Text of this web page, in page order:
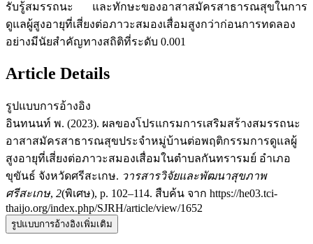
รับรู้สมรรถนะ และทักษะของอาสาสมัครสาธารณสุขในการ
ดูแลผู้สูงอายุที่เสี่ยงต่อภาวะสมองเสื่อมสูงกว่าก่อนการทดลอง
อย่างมีนัยสำคัญทางสถิติที่ระดับ 0.001
Article Details
รูปแบบการอ้างอิง
อินทนนท์ พ. (2023). ผลของโปรแกรมการเสริมสร้างสมรรถนะ
อาสาสมัครสาธารณสุขประจำหมู่บ้านต่อพฤติกรรมการดูแลผู้
สูงอายุที่เสี่ยงต่อภาวะสมองเสื่อมในตำบลกันทรารมย์ อำเภอ
ขุขันธ์ จังหวัดศรีสะเกษ. วารสารวิจัยและพัฒนาสุขภาพ
ศรีสะเกษ, 2(พิเศษ), p. 102–114. สืบค้น จาก https://he03.tci-
thaijo.org/index.php/SJRH/article/view/1652
รูปแบบการอ้างอิงเพิ่มเติม